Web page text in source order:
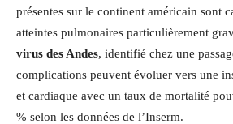
présentes sur le continent américain sont
atteintes pulmonaires particulièrement
virus des Andes, identifié chez une
complications peuvent évoluer vers une
et cardiaque avec un taux de mortalité
% selon les données de l’Inserm.